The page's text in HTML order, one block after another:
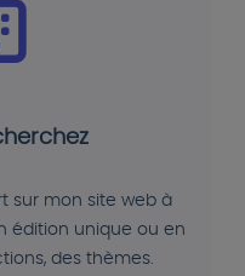
sur mon site web à
édition unique ou en
des thèmes.